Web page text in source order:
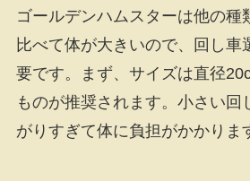
ゴールデンハムスターは他の種
比べて体が大きいので、回し車
要です。まず、サイズは直径
ものが推奨されます。小さい回
がりすぎて体に負担がかかりま